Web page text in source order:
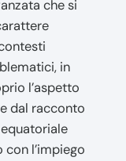
che si
in
l’aspetto
dal racconto
l’impiego